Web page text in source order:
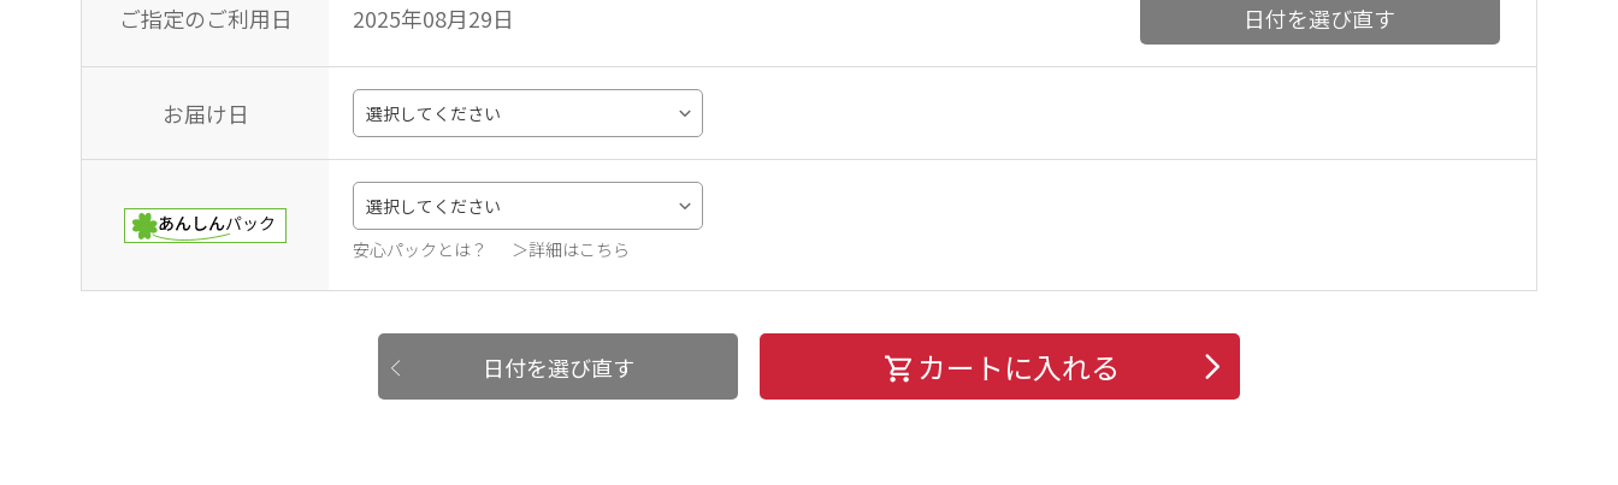
ご指定のご利用日 2025年08月29日 日付を選び直す
お届け日
安心パックとは？ ＞詳細はこちら
日付を選び直す カートに入れる